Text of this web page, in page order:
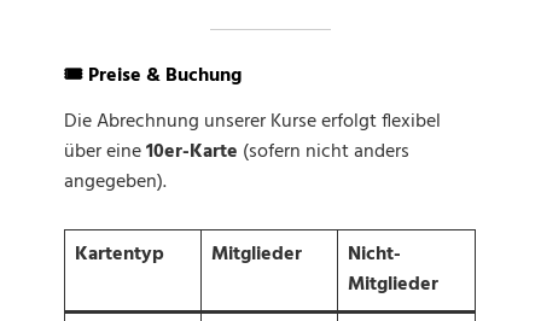
🎟️ Preise & Buchung
Die Abrechnung unserer Kurse erfolgt flexibel
über eine10er-Karte (sofern nicht anders
angegeben).
Kartentyp Mitglieder
Nicht-
Mitglieder